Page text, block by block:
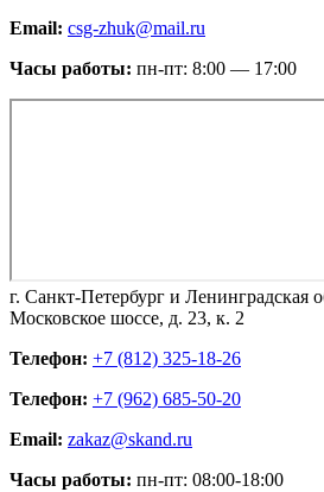
Email: csg-zhuk@mail.ru
Часы работы: пн-пт: 8:00 — 17:00
г. Санкт-Петербург и Ленинградская
Московское шоссе, д. 23, к. 2
Телефон: +7 (812) 325-18-26
Телефон: +7 (962) 685-50-20
Email: zakaz@skand.ru
Часы работы: пн-пт: 08:00-18:00